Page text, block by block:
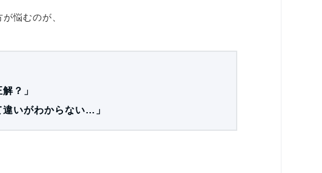
悩むのが、
？」
違いがわからない…」